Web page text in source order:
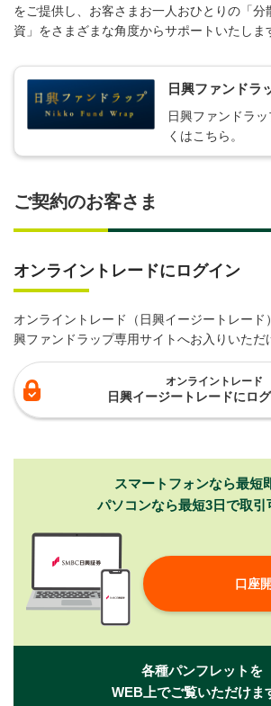
をご提供し、お客さまお一人おひとりの「分
資」をさまざまな角度からサポートいたしま
日興ファンドラ
日興ファンドラ
くはこちら。
ご契約のお客さま
オンライントレードにログイン
オンライントレード（日興イージートレード
興ファンドラップ専用サイトへお入りいただ
オンライントレード
日興イージートレードにロ
スマートフォンなら最短
パソコンなら最短3日で取引
口座
各種パンフレットを
WEB上でご覧いただけま